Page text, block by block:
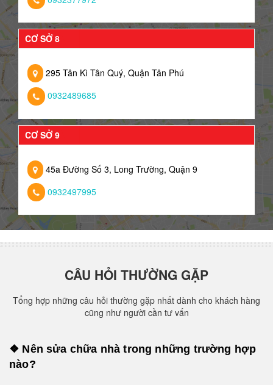
CƠ SỞ 8
295 Tân Kì Tân Quý, Quận Tân Phú
0932489685
CƠ SỞ 9
45a Đường Số 3, Long Trường, Quận 9
0932497995
CÂU HỎI THƯỜNG GẶP
Tổng hợp những câu hỏi thường gặp nhất dành cho khách hàng
cũng như người cần tư vấn
❖ Nên sửa chữa nhà trong những trường hợp
nào?